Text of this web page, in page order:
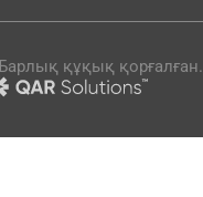
құқық қорғалған.